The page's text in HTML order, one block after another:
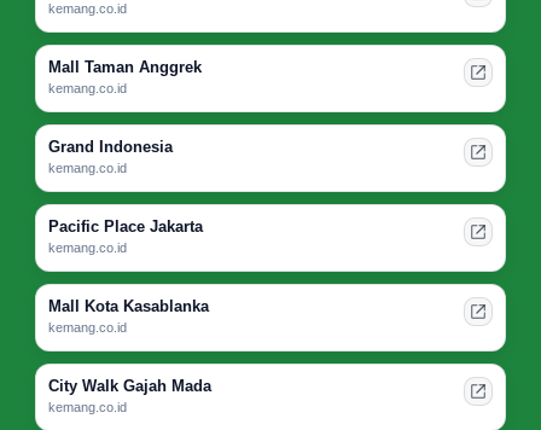
kemang.co.id
Mall Taman Anggrek
kemang.co.id
Grand Indonesia
kemang.co.id
Pacific Place Jakarta
kemang.co.id
Mall Kota Kasablanka
kemang.co.id
City Walk Gajah Mada
kemang.co.id